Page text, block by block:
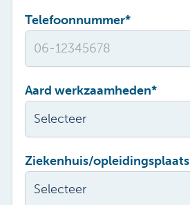
Telefoonnummer*
Aard werkzaamheden*
Ziekenhuis/opleidingsplaats